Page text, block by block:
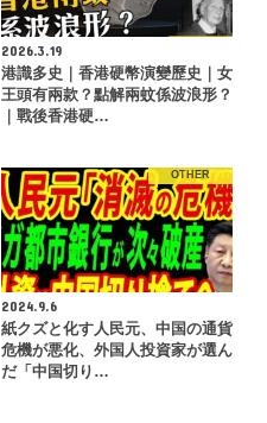
2026.3.19
港識多史｜香港硬幣演變歷史｜女
王頭有兩款？點解兩蚊係波浪形？
｜戰後香港硬…
OTHER
2024.9.6
紙クズと化す人民元、中国の通貨
危機が悪化、外国人投資家が選ん
だ「中国切り…